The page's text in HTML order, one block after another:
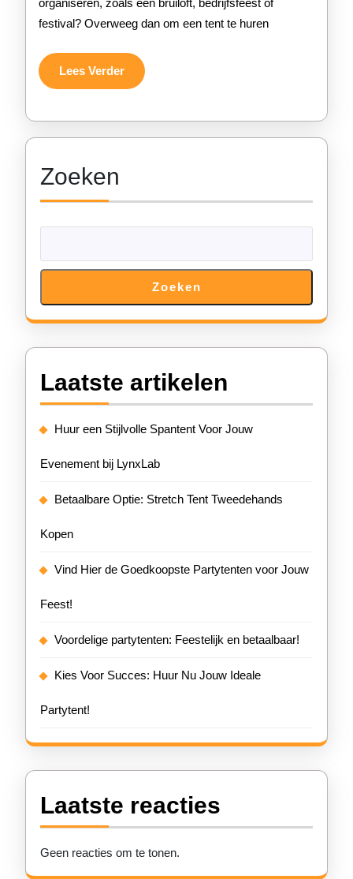
Volgende
organiseren, zoals een bruiloft, bedrijfsfeest of
festival? Overweeg dan om een tent te huren
Lees VerderLees
Verder
Zoeken
Zoeken
Laatste artikelen
Huur een Stijlvolle Spantent Voor Jouw
Evenement bij LynxLab
Betaalbare Optie: Stretch Tent Tweedehands
Kopen
Vind Hier de Goedkoopste Partytenten voor Jouw
Feest!
Voordelige partytenten: Feestelijk en betaalbaar!
Kies Voor Succes: Huur Nu Jouw Ideale
Partytent!
Laatste reacties
Geen reacties om te tonen.